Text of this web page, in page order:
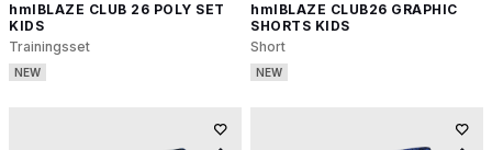
hmlBLAZE CLUB 26 POLY SET
KIDS
Trainingsset
NEW
hmlBLAZE CLUB26 GRAPHIC
SHORTS KIDS
Short
NEW